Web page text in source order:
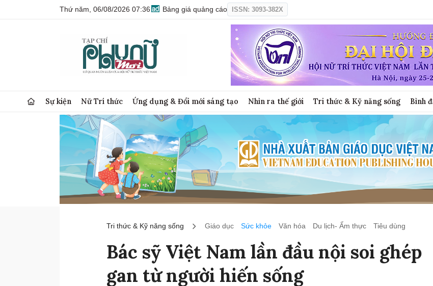
Thứ năm, 06/08/2026 07:36 Bảng giá quảng cáo ISSN: 3093-382X
Sự kiện Nữ Trí thức Ứng dụng & Đổi mới sáng tạo Nhìn ra thế giới Tri thức & Kỹ năng sống Bình
Tri thức & Kỹ năng sống Giáo dục Sức khỏe Văn hóa Du lịch- Ẩm thực Tiêu dùng
Bác sỹ Việt Nam lần đầu nội soi ghép
gan từ người hiến sống